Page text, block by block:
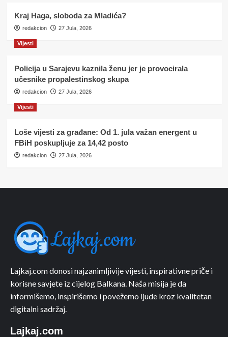
Kraj Haga, sloboda za Mladića?
redakcion 27 Jula, 2026
Vijesti
Policija u Sarajevu kaznila ženu jer je provocirala
učesnike propalestinskog skupa
redakcion 27 Jula, 2026
Vijesti
Loše vijesti za građane: Od 1. jula važan energent u
FBiH poskupljuje za 14,42 posto
redakcion 27 Jula, 2026
Lajkaj.com donosi najzanimljivije vijesti, inspirativne priče i
korisne savjete iz cijelog Balkana. Naša misija je da
informišemo, inspirišemo i povežemo ljude kroz kvalitetan
digitalni sadržaj.
Lajkaj.com